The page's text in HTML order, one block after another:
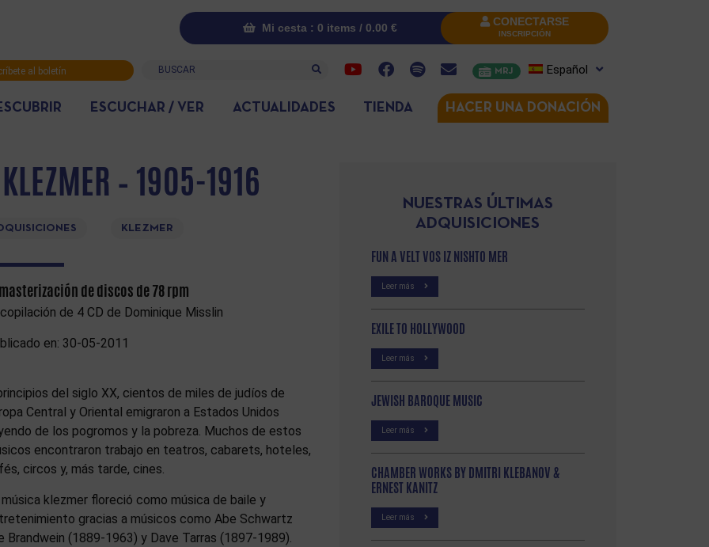
Mi cesta : 0 items / 0.00 € CONECTARSE
INSCRIPCIÓN
al boletín
Buscar MRJ Español
ESCUCHAR / VER ACTUALIDADES TIENDA HACER UNA DONACIÓN
– 1905-1916
KLEZMER
de discos de 78 rpm
de 4 CD de Dominique Misslin
en: 30-05-2011
del siglo XX, cientos de miles de judíos de
Central y Oriental emigraron a Estados Unidos
de los pogromos y la pobreza. Muchos de estos
encontraron trabajo en teatros, cabarets, hoteles,
circos y, más tarde, cines.
klezmer floreció como música de baile y
gracias a músicos como Abe Schwartz
(1889-1963) y Dave Tarras (1897-1989).
NUESTRAS ÚLTIMAS
ADQUISICIONES
FUN A VELT VOS IZ NISHTO MER
Leer más
EXILE TO HOLLYWOOD
Leer más
JEWISH BAROQUE MUSIC
Leer más
CHAMBER WORKS BY DMITRI KLEBANOV &
ERNEST KANITZ
Leer más